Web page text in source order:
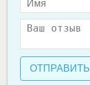
ОТПРАВИТЬ